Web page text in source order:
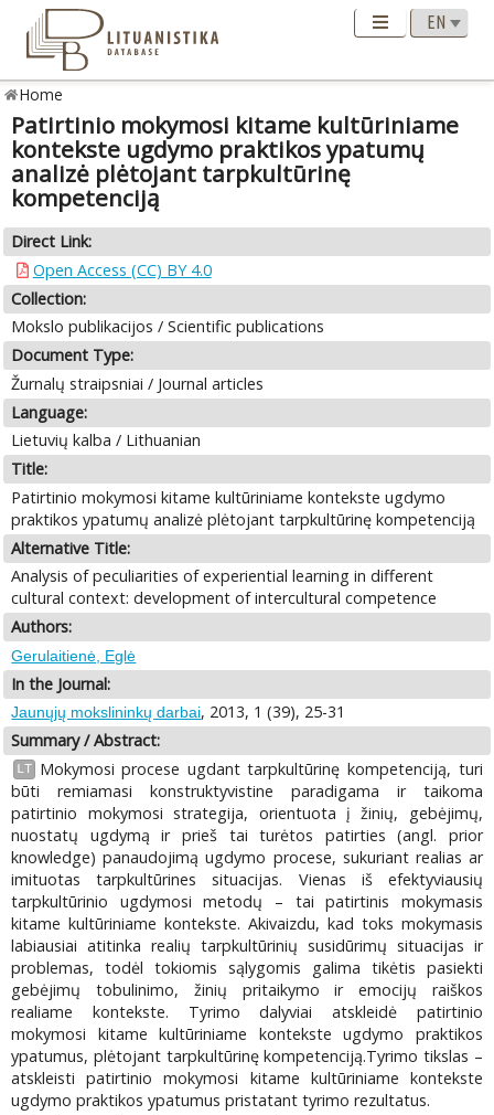
Home
Patirtinio mokymosi kitame kultūriniame
kontekste ugdymo praktikos ypatumų
analizė plėtojant tarpkultūrinę
kompetenciją
Direct Link:
Open Access (CC) BY 4.0
Collection:
Mokslo publikacijos / Scientific publications
Document Type:
Žurnalų straipsniai / Journal articles
Language:
Lietuvių kalba / Lithuanian
Title:
Patirtinio mokymosi kitame kultūriniame kontekste ugdymo
praktikos ypatumų analizė plėtojant tarpkultūrinę kompetenciją
Alternative Title:
Analysis of peculiarities of experiential learning in different
cultural context: development of intercultural competence
Authors:
Gerulaitienė, Eglė
In the Journal:
Jaunųjų mokslininkų darbai, 2013, 1 (39), 25-31
Summary / Abstract:
LT
Mokymosi procese ugdant tarpkultūrinę kompetenciją, turi
būti remiamasi konstruktyvistine paradigama ir taikoma
patirtinio mokymosi strategija, orientuota į žinių, gebėjimų,
nuostatų ugdymą ir prieš tai turėtos patirties (angl. prior
knowledge) panaudojimą ugdymo procese, sukuriant realias ar
imituotas tarpkultūrines situacijas. Vienas iš efektyviausių
tarpkultūrinio ugdymosi metodų – tai patirtinis mokymasis
kitame kultūriniame kontekste. Akivaizdu, kad toks mokymasis
labiausiai atitinka realių tarpkultūrinių susidūrimų situacijas ir
problemas, todėl tokiomis sąlygomis galima tikėtis pasiekti
gebėjimų tobulinimo, žinių pritaikymo ir emocijų raiškos
realiame kontekste. Tyrimo dalyviai atskleidė patirtinio
mokymosi kitame kultūriniame kontekste ugdymo praktikos
ypatumus, plėtojant tarpkultūrinę kompetenciją.Tyrimo tikslas –
atskleisti patirtinio mokymosi kitame kultūriniame kontekste
ugdymo praktikos ypatumus pristatant tyrimo rezultatus.